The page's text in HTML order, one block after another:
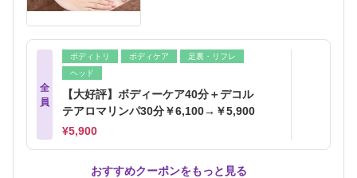
全
員
ボディトリ ボディケア
足裏・リフレ
ヘッド
【大好評】ボディーケア40分＋デコル
テアロマリンパ30分￥6,100→￥5,900
¥5,900
おすすめクーポンをもっと見る